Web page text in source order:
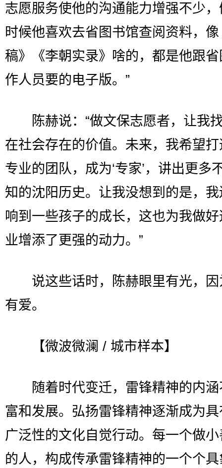
志愿服务使他的沟通能力增强不少
时候他喜欢去省图书馆查阅资料，
稿》《李朝实录》啥的，都是他跟
作人员要的电子版。”
陈赫说：“做文保志愿者，让我
在社会存在的价值。未来，我希望
专业的团队，成为‘专家’，讲出更多
知的沈阳历史。让我没想到的是，
响到一些孩子的成长，这也为我做
业增添了更强的动力。”
说这些话时，陈赫眼里有光，因
有爱。
【微波微澜 / 城市样本】
随着时代变迁，雷锋精神的内涵
富和发展。弘扬雷锋精神逐渐成为
广泛性的文化自觉行动。每一个做
的人，构成传承雷锋精神的一个个